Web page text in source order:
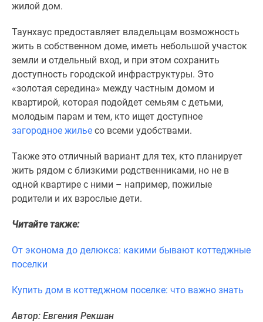
жилой дом.
Таунхаус предоставляет владельцам возможность
жить в собственном доме, иметь небольшой участок
земли и отдельный вход, и при этом сохранить
доступность городской инфраструктуры. Это
«золотая середина» между частным домом и
квартирой, которая подойдет семьям с детьми,
молодым парам и тем, кто ищет доступное
загородное жилье со всеми удобствами.
Также это отличный вариант для тех, кто планирует
жить рядом с близкими родственниками, но не в
одной квартире с ними – например, пожилые
родители и их взрослые дети.
Читайте также:
От эконома до делюкса: какими бывают коттеджные
поселки
Купить дом в коттеджном поселке: что важно знать
Автор: Евгения Рекшан